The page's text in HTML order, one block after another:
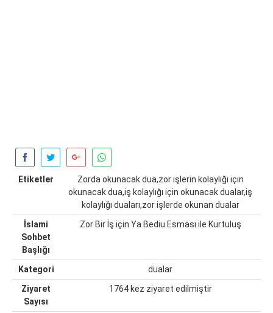
Etiketler
Zorda okunacak dua,zor işlerin kolaylığı için
okunacak dua,iş kolaylığı için okunacak dualar,iş
kolaylığı duaları,zor işlerde okunan dualar
İslami
Sohbet
Başlığı
Zor Bir İş için Ya Bediu Esması ile Kurtuluş
Kategori
dualar
Ziyaret
Sayısı
1764 kez ziyaret edilmiştir